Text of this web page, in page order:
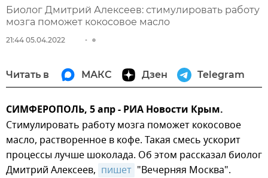
Биолог Дмитрий Алексеев: стимулировать работу
мозга поможет кокосовое масло
21:44 05.04.2022
Читать в МАКС Дзен Telegram
СИМФЕРОПОЛЬ, 5 апр - РИА Новости Крым.
Стимулировать работу мозга поможет кокосовое
масло, растворенное в кофе. Такая смесь ускорит
процессы лучше шоколада. Об этом рассказал биолог
Дмитрий Алексеев, пишет "Вечерняя Москва".